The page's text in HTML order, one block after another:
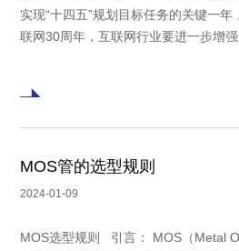
实现“十四五”规划目标任务的关键一
联网30周年，互联网行业要进一步增
MOS管的选型规则
2024-01-09
MOS选型规则 引言： MOS（Metal